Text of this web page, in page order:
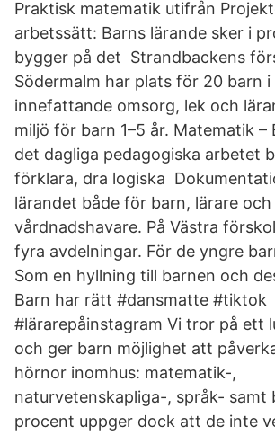
Praktisk matematik utifrån
arbetssätt: Barns lärande sker i
bygger på det Strandbackens
Södermalm har plats för 20 barn i
innefattande omsorg, lek och
miljö för barn 1–5 år. Matematik –
det dagliga pedagogiska arbetet
förklara, dra logiska
lärandet både för barn, lärare och
vårdnadshavare. På Västra
fyra avdelningar. För de yngre
Som en hyllning till barnen och
Barn har rätt #dansmatte #tiktok
#lärarepåinstagram Vi tror på ett
och ger barn möjlighet att
hörnor inomhus: matematik-,
naturvetenskapliga-, språk- samt
procent uppger dock att de inte